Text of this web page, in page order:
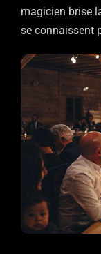
magicien brise
se connaissent